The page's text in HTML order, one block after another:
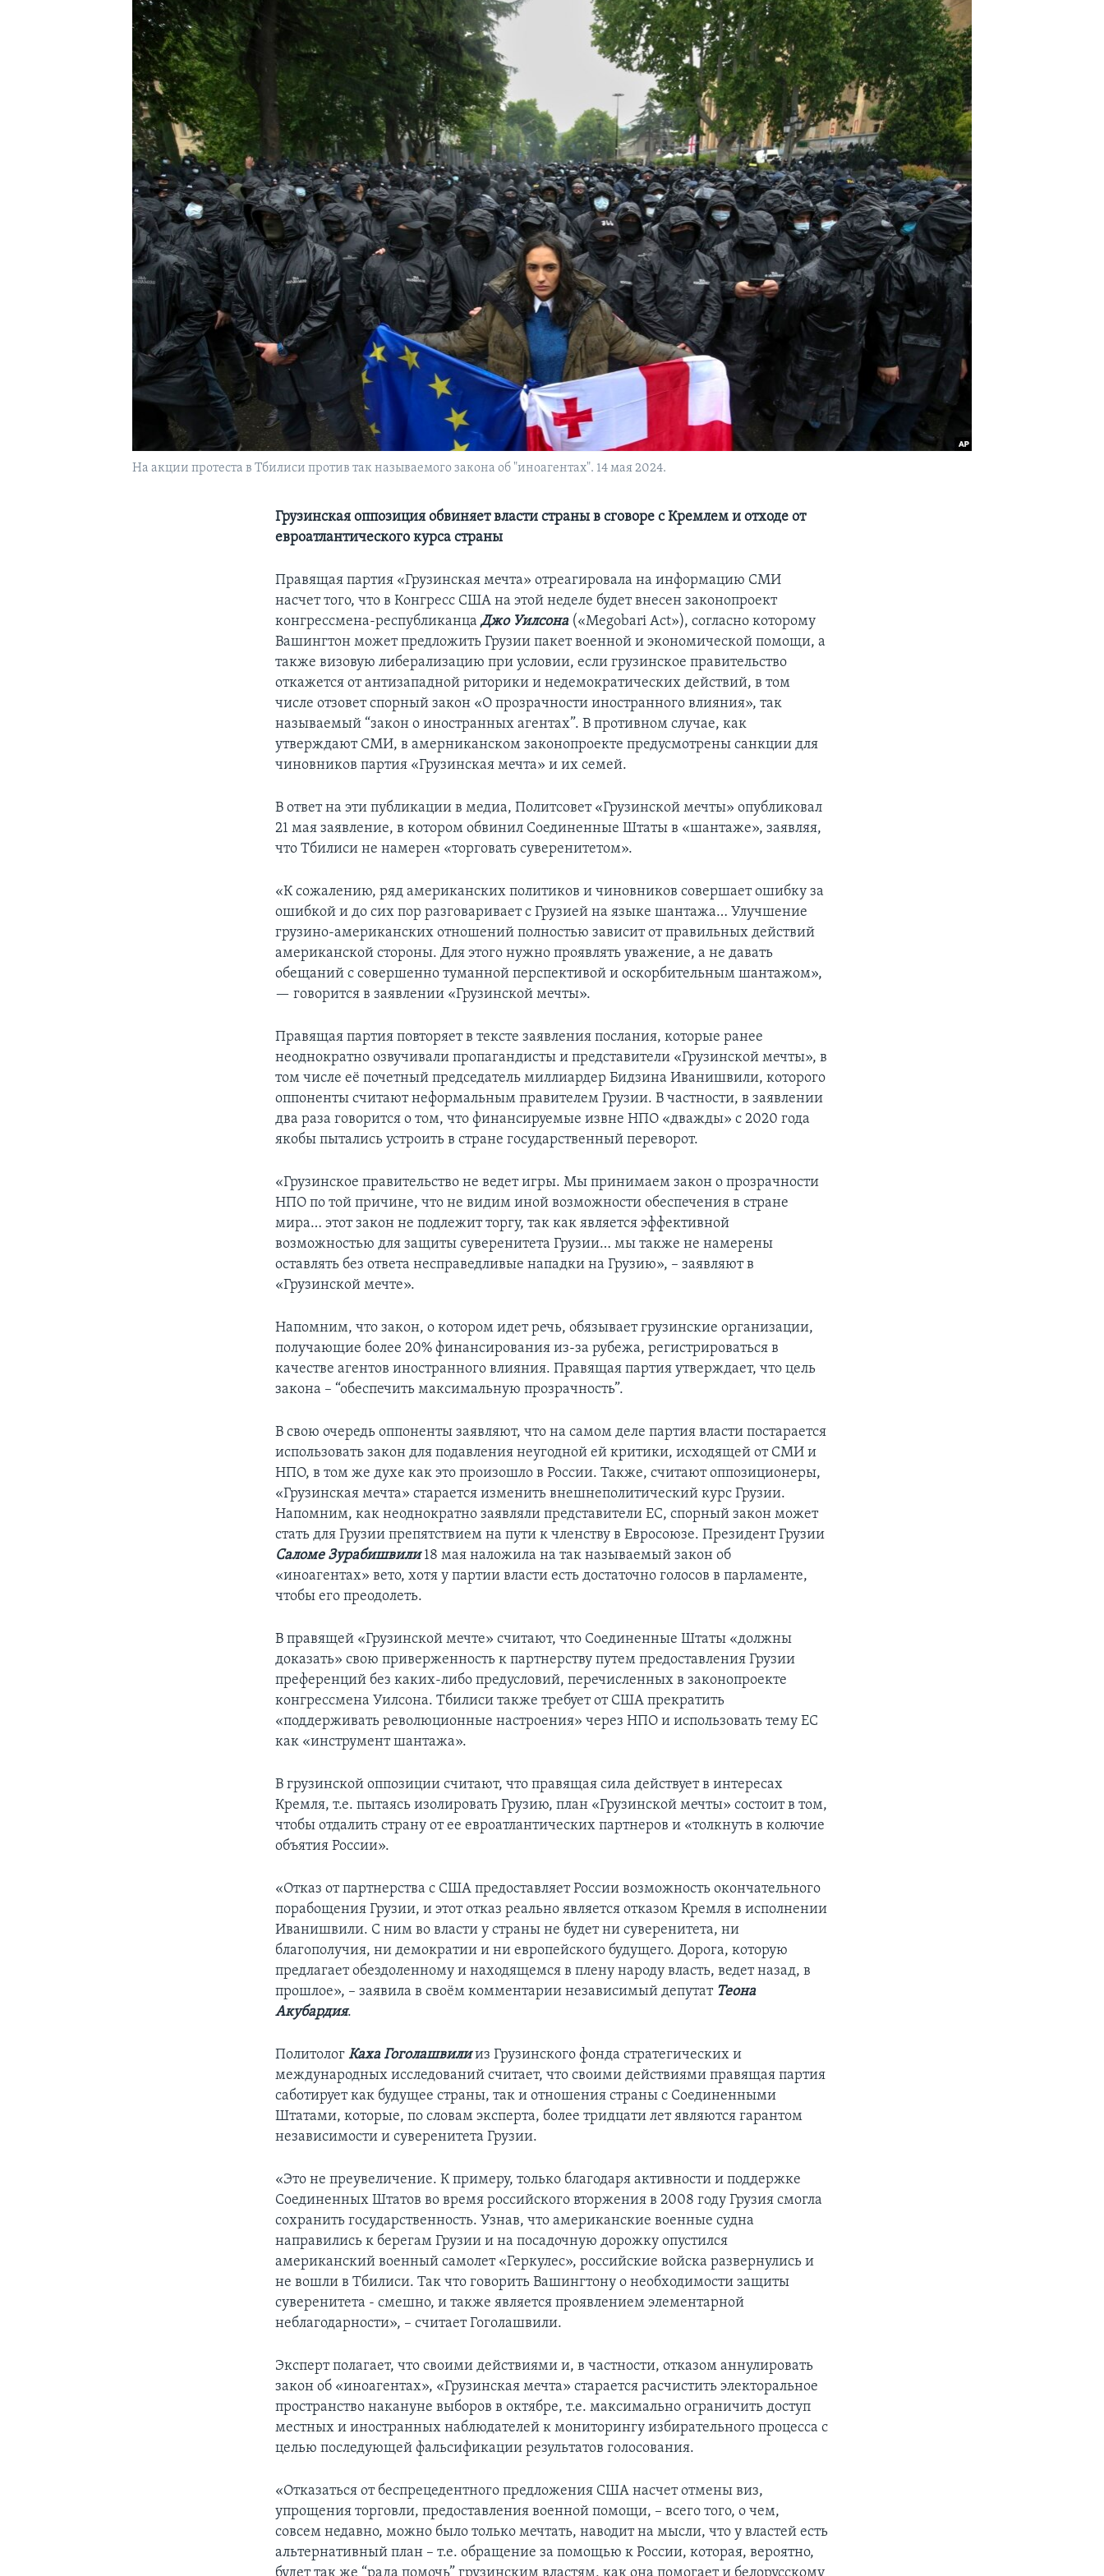
На акции протеста в Тбилиси против так называемого закона об "иноагентах". 14 мая 2024.
Грузинская оппозиция обвиняет власти страны в сговоре с Кремлем и отходе от
евроатлантического курса страны
Правящая партия «Грузинская мечта» отреагировала на информацию СМИ
насчет того, что в Конгресс США на этой неделе будет внесен законопроект
конгрессмена-республиканцаДжо Уилсона(«Megobari Act»), согласно которому
Вашингтон может предложить Грузии пакет военной и экономической помощи, а
также визовую либерализацию при условии, если грузинское правительство
откажется от антизападной риторики и недемократических действий, в том
числе отзовет спорный закон «О прозрачности иностранного влияния», так
называемый “закон о иностранных агентах”. В противном случае, как
утверждают СМИ, в амерниканском законопроекте предусмотрены санкции для
чиновников партия «Грузинская мечта» и их семей.
В ответ на эти публикации в медиа, Политсовет «Грузинской мечты» опубликовал
21 мая заявление, в котором обвинил Соединенные Штаты в «шантаже», заявляя,
что Тбилиси не намерен «торговать суверенитетом».
«К сожалению, ряд американских политиков и чиновников совершает ошибку за
ошибкой и до сих пор разговаривает с Грузией на языке шантажа… Улучшение
грузино-американских отношений полностью зависит от правильных действий
американской стороны. Для этого нужно проявлять уважение, а не давать
обещаний с совершенно туманной перспективой и оскорбительным шантажом»,
— говорится в заявлении «Грузинской мечты».
Правящая партия повторяет в тексте заявления послания, которые ранее
неоднократно озвучивали пропагандисты и представители «Грузинской мечты», в
том числе её почетный председатель миллиардер Бидзина Иванишвили, которого
оппоненты считают неформальным правителем Грузии. В частности, в заявлении
два раза говорится о том, что финансируемые извне НПО «дважды» с 2020 года
якобы пытались устроить в стране государственный переворот.
«Грузинское правительство не ведет игры. Мы принимаем закон о прозрачности
НПО по той причине, что не видим иной возможности обеспечения в стране
мира… этот закон не подлежит торгу, так как является эффективной
возможностью для защиты суверенитета Грузии… мы также не намерены
оставлять без ответа несправедливые нападки на Грузию», – заявляют в
«Грузинской мечте».
Напомним, что закон, о котором идет речь, обязывает грузинские организации,
получающие более 20% финансирования из-за рубежа, регистрироваться в
качестве агентов иностранного влияния. Правящая партия утверждает, что цель
закона – “обеспечить максимальную прозрачность”.
В свою очередь оппоненты заявляют, что на самом деле партия власти постарается
использовать закон для подавления неугодной ей критики, исходящей от СМИ и
НПО, в том же духе как это произошло в России. Также, считают оппозиционеры,
«Грузинская мечта» старается изменить внешнеполитический курс Грузии.
Напомним, как неоднократно заявляли представители ЕС, спорный закон может
стать для Грузии препятствием на пути к членству в Евросоюзе. Президент Грузии
Саломе Зурабишвили18 мая наложила на так называемый закон об
«иноагентах» вето, хотя у партии власти есть достаточно голосов в парламенте,
чтобы его преодолеть.
В правящей «Грузинской мечте» считают, что Соединенные Штаты «должны
доказать» свою приверженность к партнерству путем предоставления Грузии
преференций без каких-либо предусловий, перечисленных в законопроекте
конгрессмена Уилсона. Тбилиси также требует от США прекратить
«поддерживать революционные настроения» через НПО и использовать тему ЕС
как «инструмент шантажа».
В грузинской оппозиции считают, что правящая сила действует в интересах
Кремля, т.е. пытаясь изолировать Грузию, план «Грузинской мечты» состоит в том,
чтобы отдалить страну от ее евроатлантических партнеров и «толкнуть в колючие
объятия России».
«Отказ от партнерства с США предоставляет России возможность окончательного
порабощения Грузии, и этот отказ реально является отказом Кремля в исполнении
Иванишвили. С ним во власти у страны не будет ни суверенитета, ни
благополучия, ни демократии и ни европейского будущего. Дорога, которую
предлагает обездоленному и находящемся в плену народу власть, ведет назад, в
прошлое», – заявила в своём комментарии независимый депутат Теона
Акубардия.
ПолитологКаха Гоголашвилииз Грузинского фонда стратегических и
международных исследований считает, что своими действиями правящая партия
саботирует как будущее страны, так и отношения страны с Соединенными
Штатами, которые, по словам эксперта, более тридцати лет являются гарантом
независимости и суверенитета Грузии.
«Это не преувеличение. К примеру, только благодаря активности и поддержке
Соединенных Штатов во время российского вторжения в 2008 году Грузия смогла
сохранить государственность. Узнав, что американские военные судна
направились к берегам Грузии и на посадочную дорожку опустился
американский военный самолет «Геркулес», российские войска развернулись и
не вошли в Тбилиси. Так что говорить Вашингтону о необходимости защиты
суверенитета - смешно, и также является проявлением элементарной
неблагодарности», – считает Гоголашвили.
Эксперт полагает, что своими действиями и, в частности, отказом аннулировать
закон об «иноагентах», «Грузинская мечта» старается расчистить электоральное
пространство накануне выборов в октябре, т.е. максимально ограничить доступ
местных и иностранных наблюдателей к мониторингу избирательного процесса с
целью последующей фальсификации результатов голосования.
«Отказаться от беспрецедентного предложения США насчет отмены виз,
упрощения торговли, предоставления военной помощи, – всего того, о чем,
совсем недавно, можно было только мечтать, наводит на мысли, что у властей есть
альтернативный план – т.е. обращение за помощью к России, которая, вероятно,